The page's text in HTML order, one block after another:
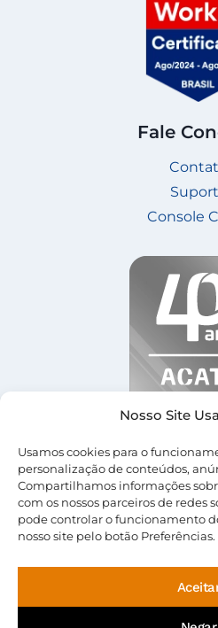
Nosso Site
Usamos cookies para o
personalização de conteúdos,
Compartilhamos informações
com os nossos parceiros de redes
pode controlar o funcionamento
nosso site pelo botão Preferências.
Fale
Console
© 2026 Central Server |
de